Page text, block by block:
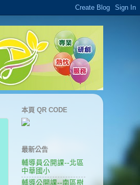
本頁 QR CODE
最新公告
輔導員公開課--北區
中華國小
輔導公開課--南區樹